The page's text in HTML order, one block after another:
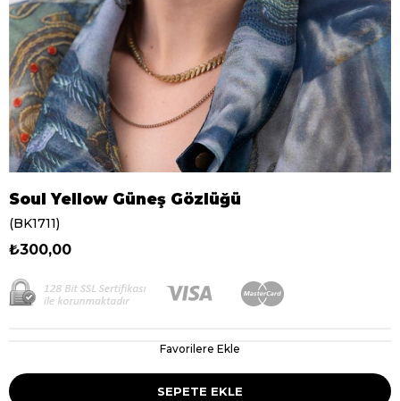
Soul Yellow Güneş Gözlüğü
(BK1711)
₺300,00
Favorilere Ekle